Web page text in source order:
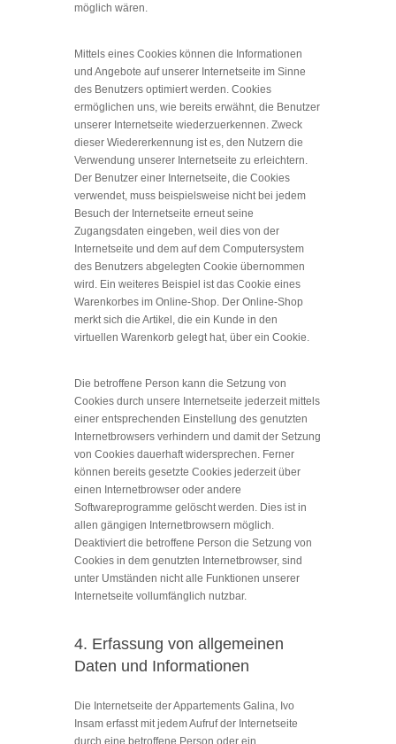
möglich wären.
Mittels eines Cookies können die Informationen
und Angebote auf unserer Internetseite im Sinne
des Benutzers optimiert werden. Cookies
ermöglichen uns, wie bereits erwähnt, die Benutzer
unserer Internetseite wiederzuerkennen. Zweck
dieser Wiedererkennung ist es, den Nutzern die
Verwendung unserer Internetseite zu erleichtern.
Der Benutzer einer Internetseite, die Cookies
verwendet, muss beispielsweise nicht bei jedem
Besuch der Internetseite erneut seine
Zugangsdaten eingeben, weil dies von der
Internetseite und dem auf dem Computersystem
des Benutzers abgelegten Cookie übernommen
wird. Ein weiteres Beispiel ist das Cookie eines
Warenkorbes im Online-Shop. Der Online-Shop
merkt sich die Artikel, die ein Kunde in den
virtuellen Warenkorb gelegt hat, über ein Cookie.
Die betroffene Person kann die Setzung von
Cookies durch unsere Internetseite jederzeit mittels
einer entsprechenden Einstellung des genutzten
Internetbrowsers verhindern und damit der Setzung
von Cookies dauerhaft widersprechen. Ferner
können bereits gesetzte Cookies jederzeit über
einen Internetbrowser oder andere
Softwareprogramme gelöscht werden. Dies ist in
allen gängigen Internetbrowsern möglich.
Deaktiviert die betroffene Person die Setzung von
Cookies in dem genutzten Internetbrowser, sind
unter Umständen nicht alle Funktionen unserer
Internetseite vollumfänglich nutzbar.
4. Erfassung von allgemeinen
Daten und Informationen
Die Internetseite der Appartements Galina, Ivo
Insam erfasst mit jedem Aufruf der Internetseite
durch eine betroffene Person oder ein